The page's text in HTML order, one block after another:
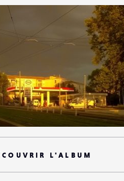
L'ALBUM